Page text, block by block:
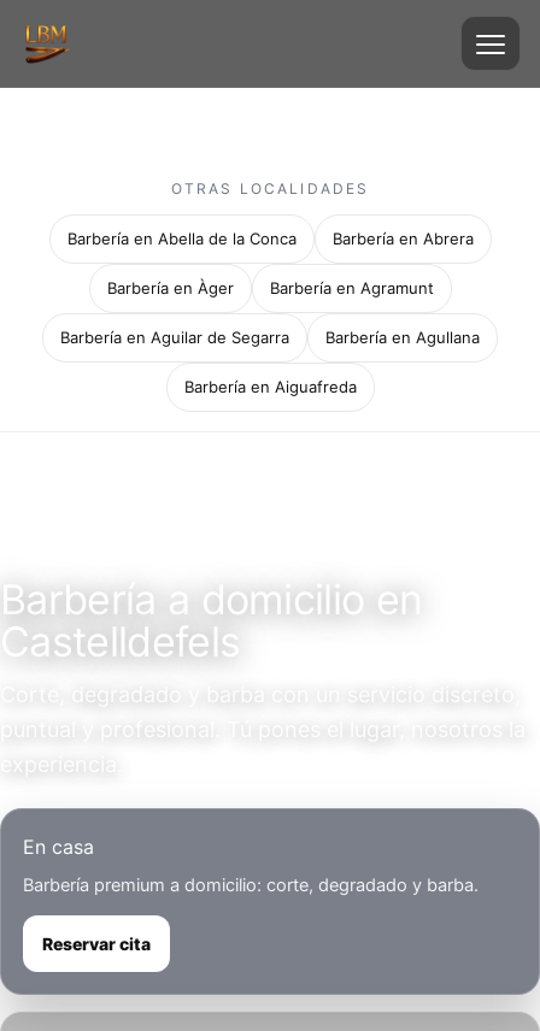
OTRAS LOCALIDADES
Barbería en Abella de la Conca Barbería en Abrera
Barbería en Àger Barbería en Agramunt
Barbería en Aguilar de Segarra Barbería en Agullana
Barbería en Aiguafreda
Barbería a domicilio en
Castelldefels
Corte, degradado y barba con un servicio discreto,
puntual y profesional. Tú pones el lugar, nosotros la
En casa
Barbería premium a domicilio: corte, degradado y barba.
Reservar cita